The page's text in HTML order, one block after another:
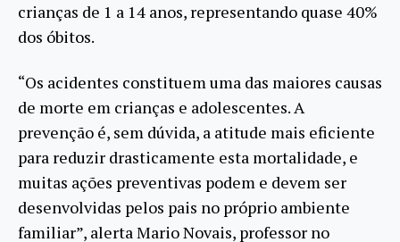
crianças de 1 a 14 anos, representando quase 40%
dos óbitos.
“Os acidentes constituem uma das maiores causas
de morte em crianças e adolescentes. A
prevenção é, sem dúvida, a atitude mais eficiente
para reduzir drasticamente esta mortalidade, e
muitas ações preventivas podem e devem ser
desenvolvidas pelos pais no próprio ambiente
familiar”, alerta Mario Novais, professor no